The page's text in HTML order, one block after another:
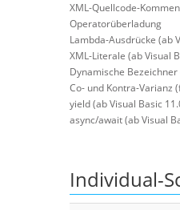
XML-Quellcode-
Operatorüberladung
Lambda-Ausdrücke (ab
XML-Literale (ab Visual
Dynamische Bezeichner
Co- und Kontra-Varianz
yield (ab Visual Basic
async/await (ab Visual
Individual-